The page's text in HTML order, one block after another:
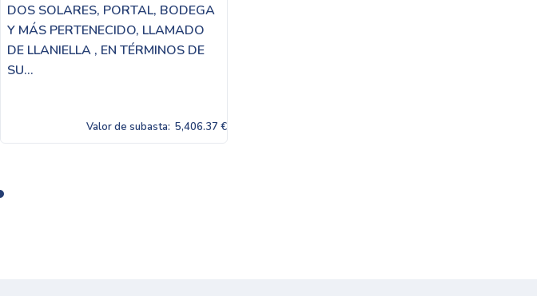
DOS SOLARES, PORTAL, BODEGA
Y MÁS PERTENECIDO, LLAMADO
DE LLANIELLA , EN TÉRMINOS DE
SU...
Valor de subasta: 5,406.37 €